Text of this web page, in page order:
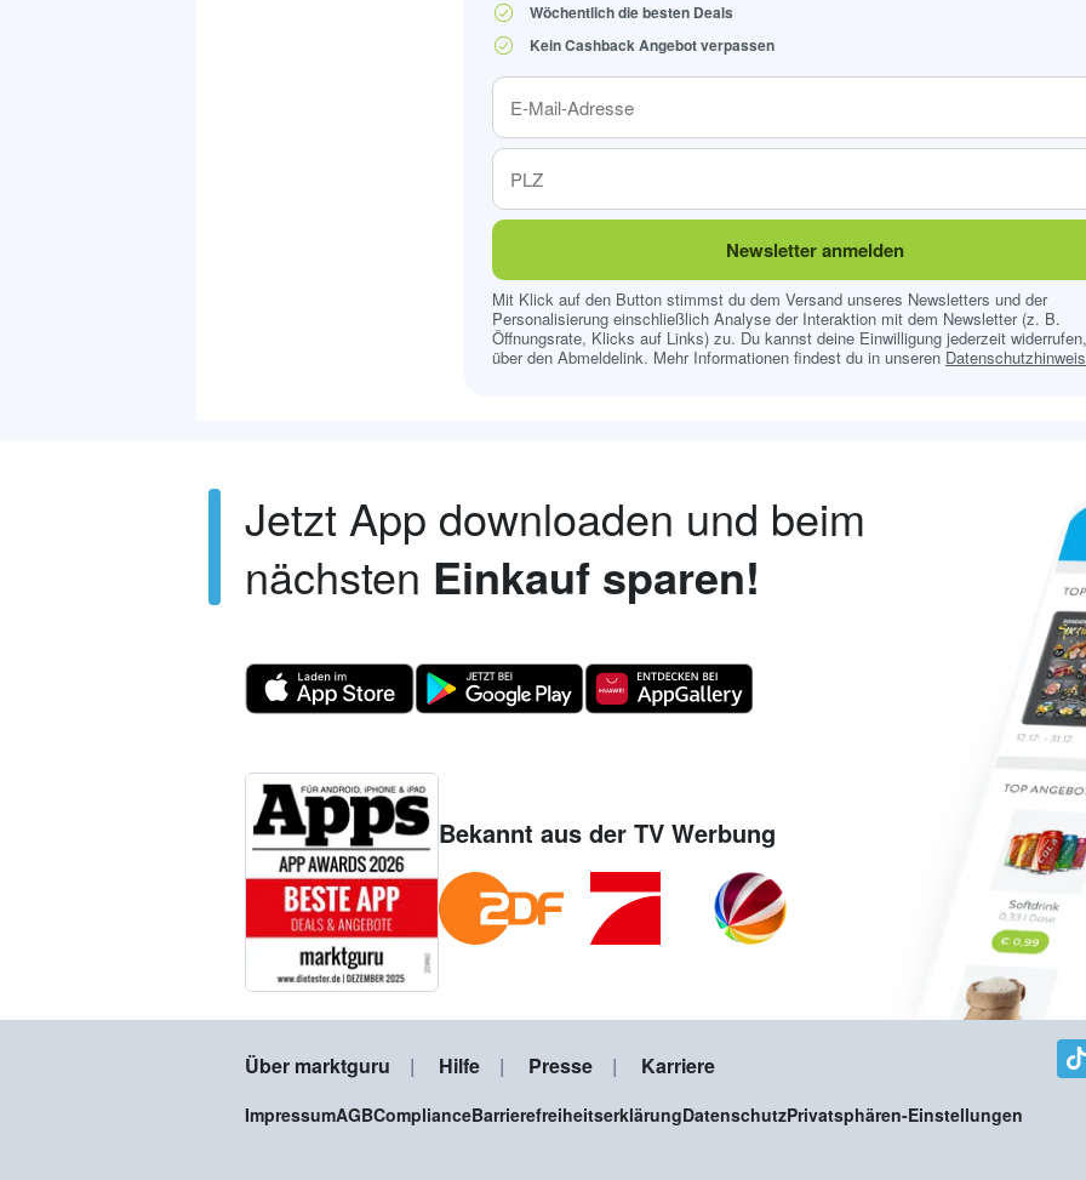
Wöchentlich die besten Deals
Kein Cashback Angebot verpassen
Newsletter anmelden
Mit Klick auf den Button stimmst du dem Versand unseres Newsletters und der
Personalisierung einschließlich Analyse der Interaktion mit dem Newsletter (z. B.
Öffnungsrate, Klicks auf Links) zu. Du kannst deine Einwilligung jederzeit
über den Abmeldelink. Mehr Informationen findest du in unseren
Jetzt App downloaden und beim
nächsten Einkauf sparen!
Bekannt aus der TV Werbung
Über marktguru Hilfe Presse Karriere
ImpressumAGBComplianceBarrierefreiheitserklärungDatenschutzPrivatsphären-Einstellungen